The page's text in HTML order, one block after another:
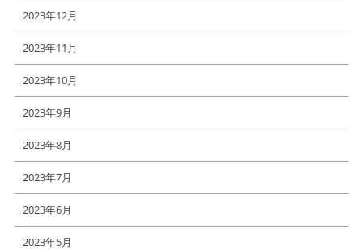
2023年12月
2023年11月
2023年10月
2023年9月
2023年8月
2023年7月
2023年6月
2023年5月